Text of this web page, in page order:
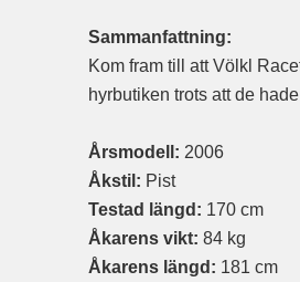
Sammanfattning:
Kom fram till att Völkl
hyrbutiken trots att de
Årsmodell: 2006
Åkstil: Pist
Testad längd: 170 cm
Åkarens vikt: 84 kg
Åkarens längd: 181 cm